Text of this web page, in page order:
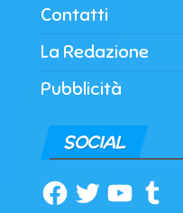
Contatti
La Redazione
Pubblicità
SOCIAL
Facebook
TwitterYouTubeTumblr